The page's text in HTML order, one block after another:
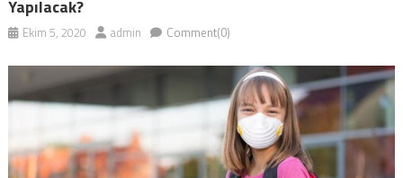
Yapılacak?
Ekim 5, 2020 admin Comment(0)